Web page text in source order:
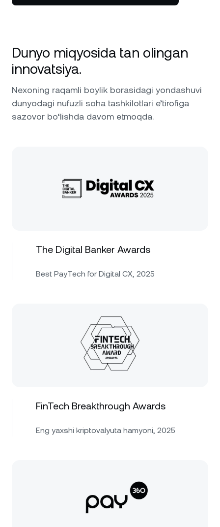
Dunyo miqyosida tan olingan
innovatsiya.
Nexoning raqamli boylik borasidagi yondashuvi
dunyodagi nufuzli soha tashkilotlari e’tirofiga
sazovor bo‘lishda davom etmoqda.
The Digital Banker Awards
Best PayTech for Digital CX, 2025
FinTech Breakthrough Awards
Eng yaxshi kriptovalyuta hamyoni, 2025